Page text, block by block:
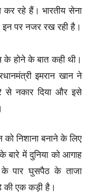
कर रहे हैं। भारतीय सेना
इन पर नजर रख रही है।
के होने के बात कही थी।
इमरान खान ने
से नकार दिया और इसे
को निशाना बनाने के लिए
बारे में दुनिया को आगाह
के पार घुसपैठ के ताजा
की एक कड़ी है।